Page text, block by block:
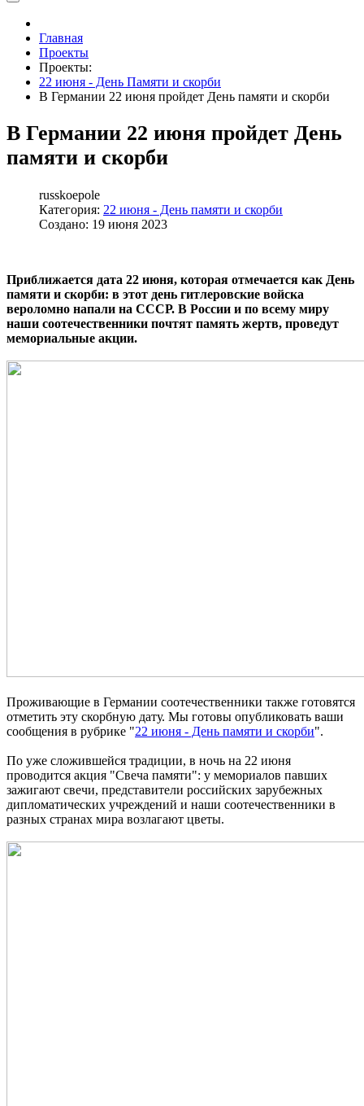
Главная
Проекты
Проекты:
22 июня - День Памяти и скорби
В Германии 22 июня пройдет День памяти и скорби
В Германии 22 июня пройдет День
памяти и скорби
russkoepole
Категория: 22 июня - День памяти и скорби
Создано: 19 июня 2023
Приближается дата 22 июня, которая отмечается как День
памяти и скорби: в этот день гитлеровские войска
вероломно напали на СССР. В России и по всему миру
наши соотечественники почтят память жертв, проведут
мемориальные акции.
Проживающие в Германии соотечественники также готовятся
отметить эту скорбную дату. Мы готовы опубликовать ваши
сообщения в рубрике "22 июня - День памяти и скорби".
По уже сложившейся традиции, в ночь на 22 июня
проводится акция "Свеча памяти": у мемориалов павших
зажигают свечи, представители российских зарубежных
дипломатических учреждений и наши соотечественники в
разных странах мира возлагают цветы.